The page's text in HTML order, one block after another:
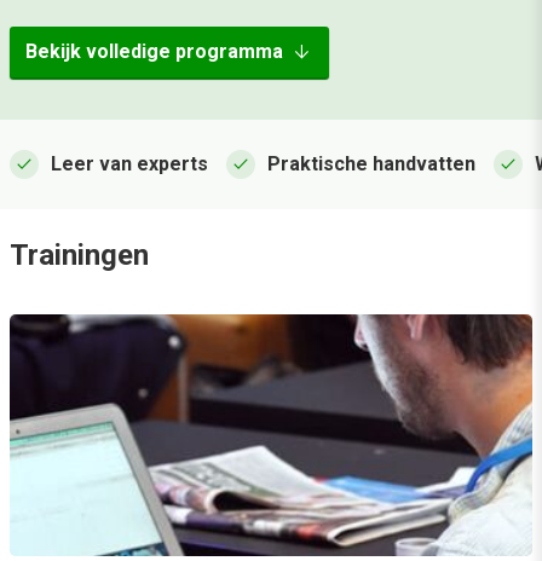
Bekijk volledige programma arrow_downward
check Leer van experts check Praktische handvatten check
Trainingen